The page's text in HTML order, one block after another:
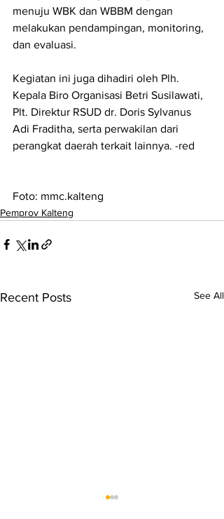
menuju WBK dan WBBM dengan
melakukan pendampingan, monitoring,
dan evaluasi.
Kegiatan ini juga dihadiri oleh Plh.
Kepala Biro Organisasi Betri Susilawati,
Plt. Direktur RSUD dr. Doris Sylvanus
Adi Fraditha, serta perwakilan dari
perangkat daerah terkait lainnya. -red
Foto: mmc.kalteng
Pemprov Kalteng
Recent Posts See All